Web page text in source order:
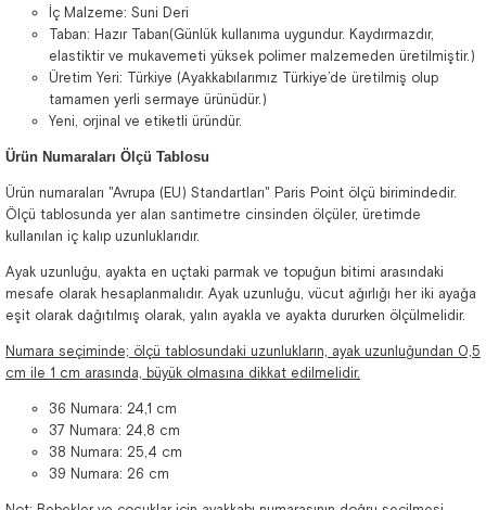
İç Malzeme: Suni Deri
Taban: Hazır Taban(Günlük kullanıma uygundur. Kaydırmazdır,
elastiktir ve mukavemeti yüksek polimer malzemeden üretilmiştir.)
Üretim Yeri: Türkiye (Ayakkabılarımız Türkiye’de üretilmiş olup
tamamen yerli sermaye ürünüdür.)
Yeni, orjinal ve etiketli üründür.
Ürün Numaraları Ölçü Tablosu
Ürün numaraları "Avrupa (EU) Standartları" Paris Point ölçü birimindedir.
Ölçü tablosunda yer alan santimetre cinsinden ölçüler, üretimde
kullanılan iç kalıp uzunluklarıdır.
Ayak uzunluğu, ayakta en uçtaki parmak ve topuğun bitimi arasındaki
mesafe olarak hesaplanmalıdır. Ayak uzunluğu, vücut ağırlığı her iki ayağa
eşit olarak dağıtılmış olarak, yalın ayakla ve ayakta dururken ölçülmelidir.
Numara seçiminde; ölçü tablosundaki uzunlukların, ayak uzunluğundan 0,5
cm ile 1 cm arasında, büyük olmasına dikkat edilmelidir.
36 Numara: 24,1 cm
37 Numara: 24,8 cm
38 Numara: 25,4 cm
39 Numara: 26 cm